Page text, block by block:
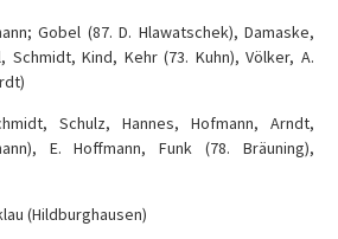
Gobel (87. D. Hlawatschek), Damaske,
Schmidt, Kind, Kehr (73. Kuhn), Völker, A.
Schulz, Hannes, Hofmann, Arndt,
E. Hoffmann, Funk (78. Bräuning),
(Hildburghausen)